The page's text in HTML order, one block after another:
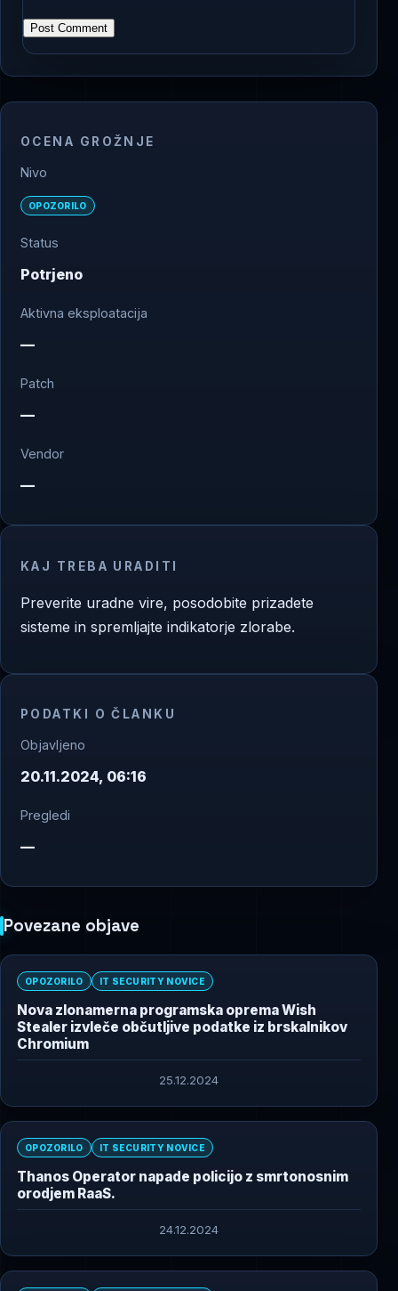
OCENA GROŽNJE
Nivo
OPOZORILO
Status
Potrjeno
Aktivna eksploatacija
—
Patch
—
Vendor
—
KAJ TREBA URADITI
Preverite uradne vire, posodobite prizadete
sisteme in spremljajte indikatorje zlorabe.
PODATKI O ČLANKU
Objavljeno
20.11.2024, 06:16
Pregledi
—
Povezane objave
OPOZORILO IT SECURITY NOVICE
Nova zlonamerna programska oprema Wish
Stealer izvleče občutljive podatke iz brskalnikov
Chromium
25.12.2024
OPOZORILO IT SECURITY NOVICE
Thanos Operator napade policijo z smrtonosnim
orodjem RaaS.
24.12.2024